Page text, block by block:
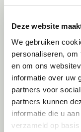
Deze website
We gebruiken
personaliseren,
en om ons
informatie over uw
partners voor
partners kunnen
informatie die u
verzameld op
Adoptie 07-08-2026
Jack+
Spanje